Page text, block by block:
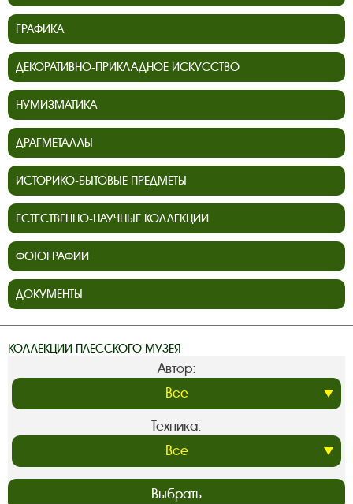
ГРАФИКА
ДЕКОРАТИВНО-ПРИКЛАДНОЕ ИСКУССТВО
НУМИЗМАТИКА
ДРАГМЕТАЛЛЫ
ИСТОРИКО-БЫТОВЫЕ ПРЕДМЕТЫ
ЕСТЕСТВЕННО-НАУЧНЫЕ КОЛЛЕКЦИИ
ФОТОГРАФИИ
ДОКУМЕНТЫ
КОЛЛЕКЦИИ ПЛЕССКОГО МУЗЕЯ
Автор:
Техника:
Выбрать